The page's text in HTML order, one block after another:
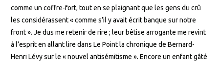
comme un coffre-fort, tout en se plaignant que les gens du crû
les considérassent « comme s’il y avait écrit banque sur notre
front ». Je dus me retenir de rire ; leur bêtise arrogante me revint
à l’esprit en allant lire dans Le Point la chronique de Bernard-
Henri Lévy sur le « nouvel antisémitisme ». Encore un enfant gâté